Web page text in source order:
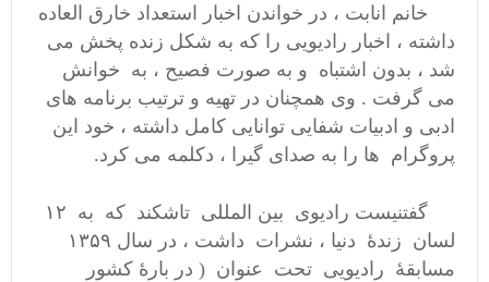
خانم انابت ، در خواندن اخبار استعداد خارق العاده
داشته ، اخبار رادیویی را که به شکل زنده پخش می
شد ، بدون اشتباه و به صورت فصیح ، به خوانش
می گرفت . وی همچنان در تهیه و ترتیب برنامه های
ادبی و ادبیات شفایی توانایی کامل داشته ، خود این
پروگرام ها را به صدای گیرا ، دکلمه می کرد.
گفتنیست رادیوی بین المللی تاشکند که به ۱۲
لسان زندهٔ دنیا ، نشرات داشت ، در سال ۱۳۵۹
مسابقهٔ رادیویی تحت عنوان ( در بارهٔ کشور